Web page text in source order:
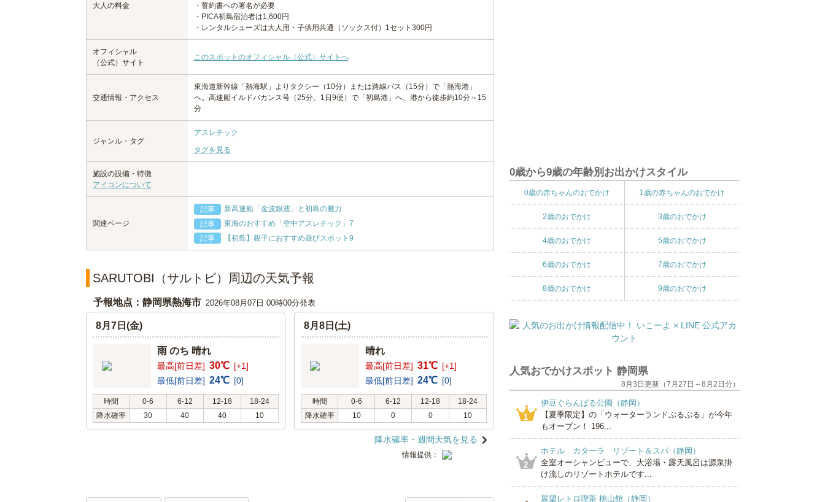
大人の料金
・誓約書への署名が必要
・PICA初島宿泊者は1,600円
・レンタルシューズは大人用・子供用共通（ソックス付）1セット300円
オフィシャル
（公式）サイト
このスポットのオフィシャル（公式）サイトへ
交通情報・アクセス
東海道新幹線「熱海駅」よりタクシー（10分）または路線バス（15分）で「熱海港」
へ。高速船イルドバカンス号（25分、1日9便）で「初島港」へ、港から徒歩約10分～15
分
ジャンル・タグ
アスレチック
タグを見る
施設の設備・特徴
アイコンについて
関連ページ
記事
新高速船「金波銀波」と初島の魅力
記事
東海のおすすめ「空中アスレチック」7
記事
【初島】親子におすすめ遊びスポット9
SARUTOBI（サルトビ）周辺の天気予報
予報地点：静岡県熱海市 2026年08月07日 00時00分発表
8月7日(金)
雨 のち 晴れ
最高[前日差] 30℃ [+1]
最低[前日差] 24℃ [0]
時間 0-6 6-12 12-18
18-24
降水確率
30 40 40 10
8月8日(土)
晴れ
最高[前日差] 31℃ [+1]
最低[前日差] 24℃ [0]
時間 0-6 6-12 12-18
18-24
降水確率
10 0 0 10
降水確率・週間天気を見る
情報提供：
0歳から9歳の年齢別お出かけスタイル
0歳の赤ちゃんのおでかけ 1歳の赤ちゃんのおでかけ
2歳のおでかけ 3歳のおでかけ
4歳のおでかけ 5歳のおでかけ
6歳のおでかけ 7歳のおでかけ
8歳のおでかけ 9歳のおでかけ
人気おでかけスポット 静岡県
8月3日更新（7月27日～8月2日分）
1
伊豆ぐらんぱる公園（静岡）
【夏季限定】の「ウォーターランドぷるぷる」が今年
もオープン！ 196...
2
ホテル カターラ リゾート＆スパ（静岡）
全室オーシャンビューで、大浴場・露天風呂は源泉掛
け流しのリゾートホテルです...
展望レトロ喫茶 桃山館（静岡）